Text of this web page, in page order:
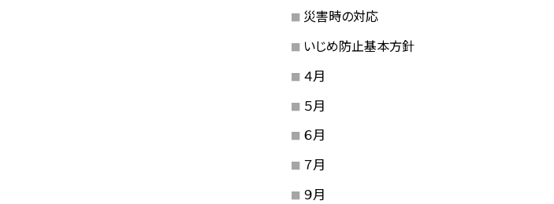
災害時の対応
いじめ防止基本方針
４月
５月
６月
７月
９月